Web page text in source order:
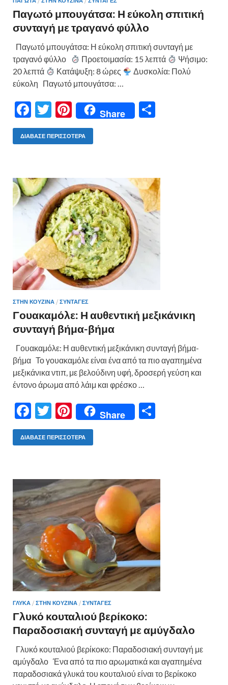
Παγωτό μπουγάτσα: Η εύκολη σπιτική
συνταγή με τραγανό φύλλο
Παγωτό μπουγάτσα: Η εύκολη σπιτική συνταγή με
τραγανό φύλλο
Προετοιμασία: 15 λεπτά
Ψήσιμο:
20 λεπτά
Κατάψυξη: 8 ώρες
Δυσκολία: Πολύ
εύκολη Παγωτό μπουγάτσα: …
F
ac
e
o
o
k
T
w
itt
Pi
nt
er
t
Share
σ
τε
ίτ
ε
ΔΙΆΒΑΣΕ ΠΕΡΙΣΣΌΤΕΡΑ
ΣΤΗΝ ΚΟΥΖΙΝΑ / ΣΥΝΤΑΓΕΣ
Γουακαμόλε: Η αυθεντική μεξικάνικη
συνταγή βήμα-βήμα
Γουακαμόλε: Η αυθεντική μεξικάνικη συνταγή βήμα-
βήμα Το γουακαμόλε είναι ένα από τα πιο αγαπημένα
μεξικάνικα ντιπ, με βελούδινη υφή, δροσερή γεύση και
έντονο άρωμα από λάιμ και φρέσκο …
F
ac
e
o
o
k
T
w
itt
Pi
nt
er
t
Share
σ
τε
ίτ
ε
ΔΙΆΒΑΣΕ ΠΕΡΙΣΣΌΤΕΡΑ
ΓΛΥΚΑ / ΣΤΗΝ ΚΟΥΖΙΝΑ / ΣΥΝΤΑΓΕΣ
Γλυκό κουταλιού βερίκοκο:
Παραδοσιακή συνταγή με αμύγδαλο
Γλυκό κουταλιού βερίκοκο: Παραδοσιακή συνταγή με
αμύγδαλο Ένα από τα πιο αρωματικά και αγαπημένα
παραδοσιακά γλυκά του κουταλιού είναι το βερίκοκο